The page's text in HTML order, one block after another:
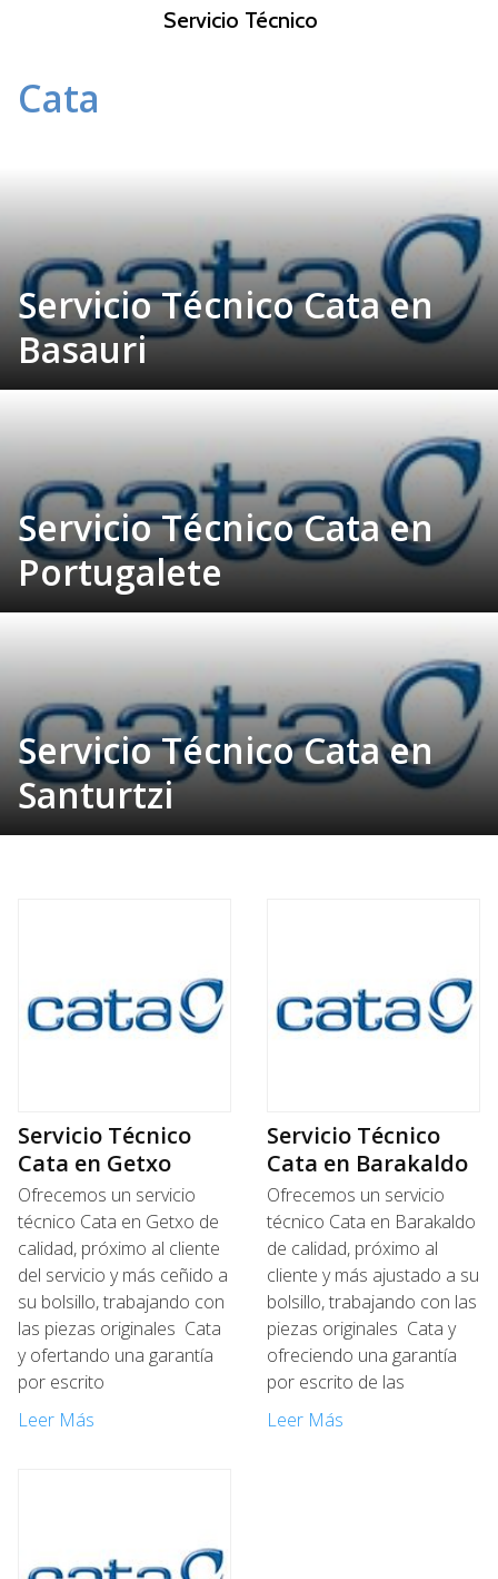
i
Servicio Técnico
Cata
Servicio Técnico Cata en
Basauri
Servicio Técnico Cata en
Portugalete
Servicio Técnico Cata en
Santurtzi
Servicio Técnico
Cata en Getxo
Ofrecemos un servicio
técnico Cata en Getxo de
calidad, próximo al cliente
del servicio y más ceñido a
su bolsillo, trabajando con
las piezas originales Cata
y ofertando una garantía
por escrito
Leer Más
Servicio Técnico
Cata en Barakaldo
Ofrecemos un servicio
técnico Cata en Barakaldo
de calidad, próximo al
cliente y más ajustado a su
bolsillo, trabajando con las
piezas originales Cata y
ofreciendo una garantía
por escrito de las
Leer Más